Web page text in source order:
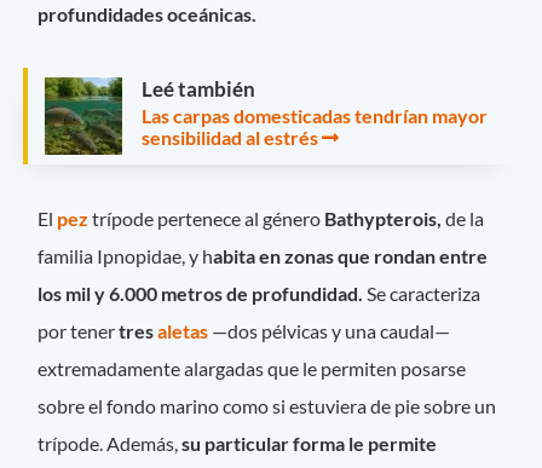
profundidades oceánicas.
Leé también
Las carpas domesticadas tendrían mayor
sensibilidad al estrés
El peztrípode pertenece al género Bathypterois, de la
familia Ipnopidae, y habita en zonas que rondan entre
los mil y 6.000 metros de profundidad. Se caracteriza
por tenertresaletas —dos pélvicas y una caudal—
extremadamente alargadas que le permiten posarse
sobre el fondo marino como si estuviera de pie sobre un
trípode. Además,su particular forma le permite